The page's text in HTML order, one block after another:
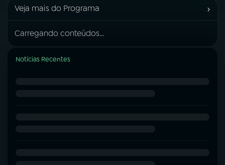
Veja mais do Programa ›
Carregando conteúdos...
Notícias Recentes